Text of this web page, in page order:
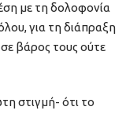
με τη δολοφονία
για τη διάπραξη
σε βάρος τους ούτε
στιγμή- ότι το